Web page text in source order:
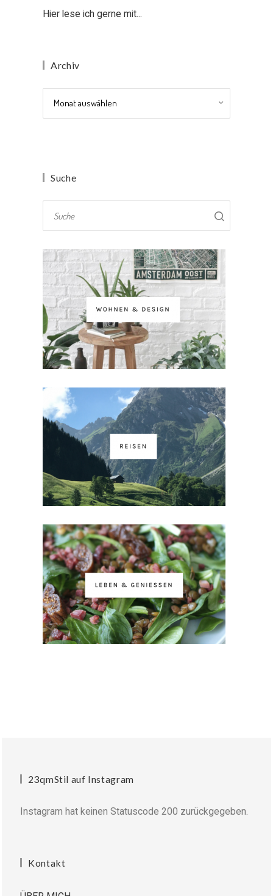
Hier lese ich gerne mit...
Archiv
Suche
23qmStil auf Instagram
Instagram hat keinen Statuscode 200 zurückgegeben.
Kontakt